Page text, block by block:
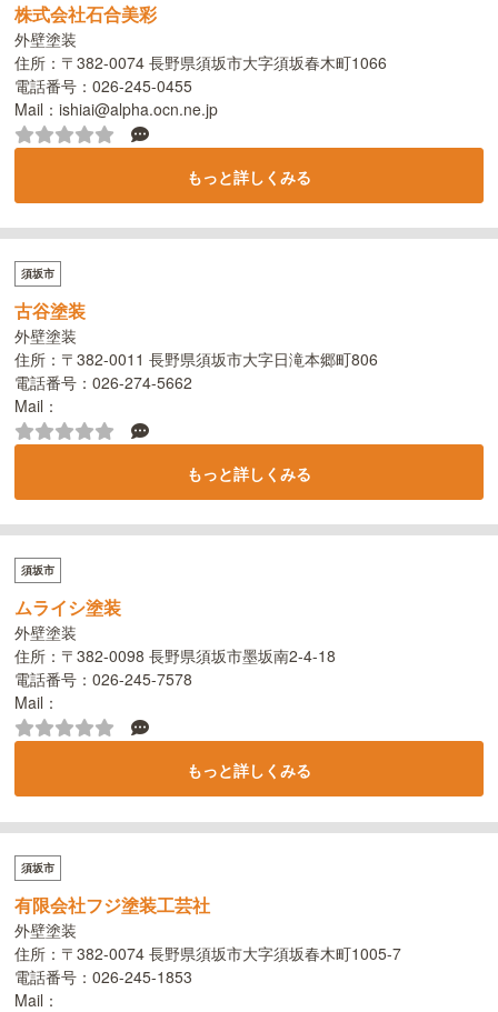
株式会社石合美彩
外壁塗装
住所：〒382-0074 長野県須坂市大字須坂春木町1066
電話番号：026-245-0455
Mail：ishiai@alpha.ocn.ne.jp
もっと詳しくみる
須坂市
古谷塗装
外壁塗装
住所：〒382-0011 長野県須坂市大字日滝本郷町806
電話番号：026-274-5662
Mail：
もっと詳しくみる
須坂市
ムライシ塗装
外壁塗装
住所：〒382-0098 長野県須坂市墨坂南2-4-18
電話番号：026-245-7578
Mail：
もっと詳しくみる
須坂市
有限会社フジ塗装工芸社
外壁塗装
住所：〒382-0074 長野県須坂市大字須坂春木町1005-7
電話番号：026-245-1853
Mail：